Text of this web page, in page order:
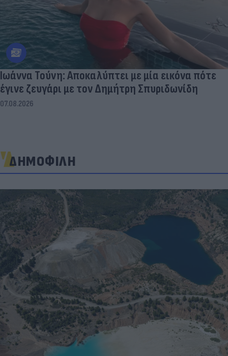
Ιωάννα Τούνη: Αποκαλύπτει με μία εικόνα πότε
έγινε ζευγάρι με τον Δημήτρη Σπυριδωνίδη
07.08.2026
ΔΗΜΟΦΙΛΗ